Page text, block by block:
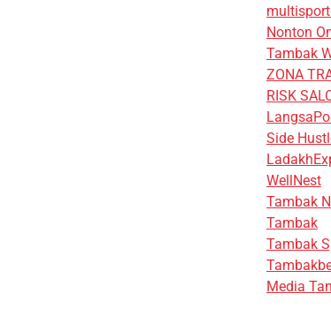
Nonton
Tambak
ZONA
RISK
Side
WellNest
Tambak
Tambak
Tambak
Media